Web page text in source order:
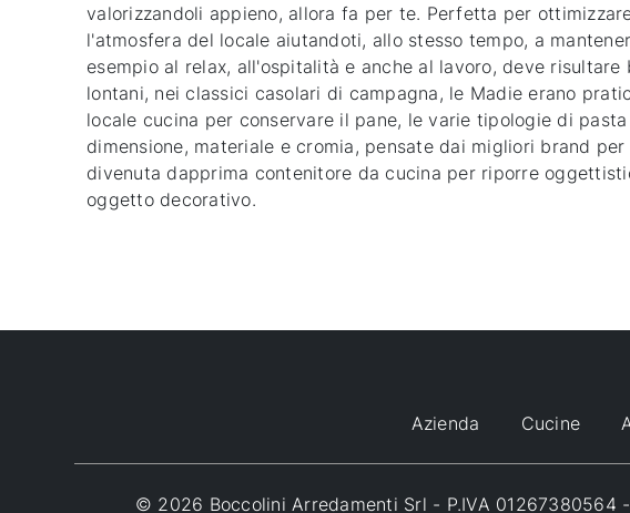
valorizzandoli appieno, allora fa per te. Perfetta per
l'atmosfera del locale aiutandoti, allo stesso tempo, a
esempio al relax, all'ospitalità e anche al lavoro, deve
lontani, nei classici casolari di campagna, le Madie erano
locale cucina per conservare il pane, le varie tipologie di
dimensione, materiale e cromia, pensate dai migliori brand
divenuta dapprima contenitore da cucina per riporre
oggetto decorativo.
Azienda Cucine
© 2026 Boccolini Arredamenti Srl - P.IVA 01267380564 -